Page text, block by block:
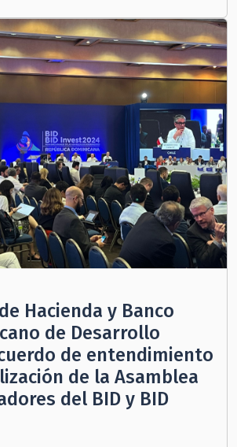
Hacienda y Banco
de Desarrollo
de entendimiento
de la Asamblea
del BID y BID